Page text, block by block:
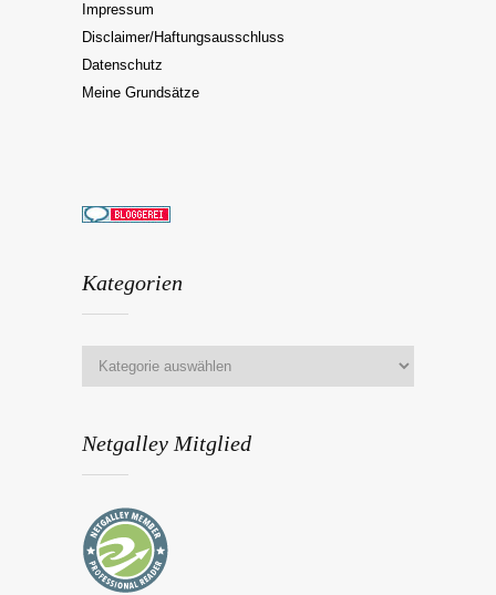
Impressum
Disclaimer/Haftungsausschluss
Datenschutz
Meine Grundsätze
Kategorien
Netgalley Mitglied